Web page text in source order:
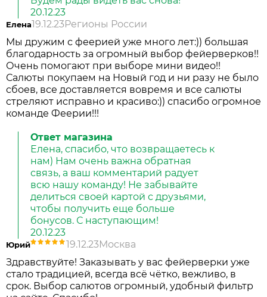
20.12.23
Елена19.12.23Регионы России
Мы дружим с феерией уже много лет:)) большая
благодарность за огромный выбор фейерверков!!
Очень помогают при выборе мини видео!!
Салюты покупаем на Новый год и ни разу не было
сбоев, все доставляется вовремя и все салюты
стреляют исправно и красиво:)) спасибо огромное
команде Феерии!!!
Ответ магазина
Елена, спасибо, что возвращаетесь к
нам) Нам очень важна обратная
связь, а ваш комментарий радует
всю нашу команду! Не забывайте
делиться своей картой с друзьями,
чтобы получить еще больше
бонусов. С наступающим!
20.12.23
Юрий 19.12.23Москва
Здравствуйте! Заказывать у вас фейерверки уже
стало традицией, всегда всё чётко, вежливо, в
срок. Выбор салютов огромный, удобный фильтр